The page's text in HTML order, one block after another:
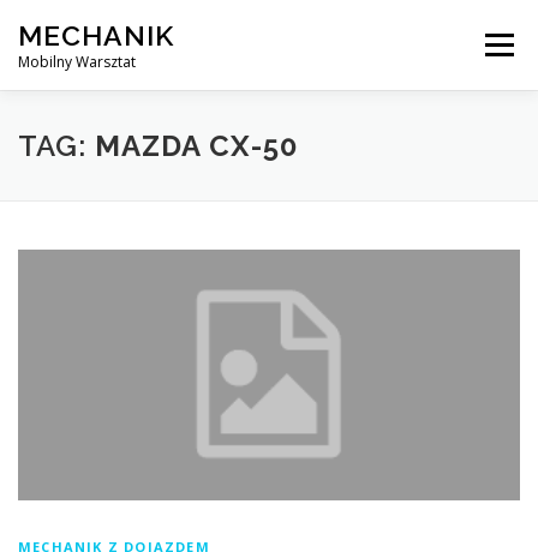
content
MECHANIK
Mobilny Warsztat
Menu
MOBILNY MECHANIK ELEKTRYK SAMOCHODOWY
TAG: MAZDA CX-50
MECHANIK Z DOJAZDEM